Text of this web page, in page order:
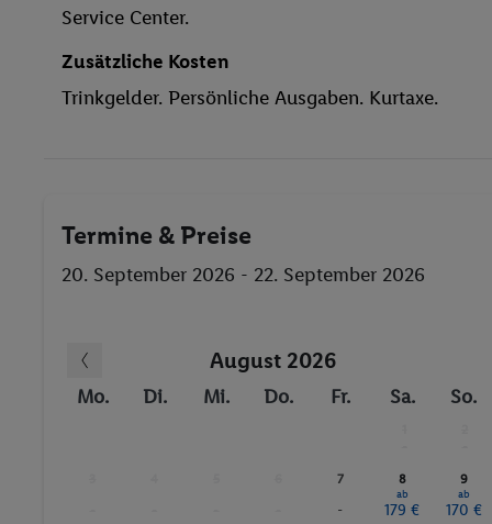
Sauna
Massage
Reiten
Darts
Fitnessstudio
Service Center.
Zusätzliche Kosten
Trinkgelder. Persönliche Ausgaben. Kurtaxe.
Termine & Preise
20. September 2026 - 22. September 2026
August 2026
Mo. Di. Mi. Do. Fr. Sa. So.
7
-
8
ab
179 €
9
ab
170 €